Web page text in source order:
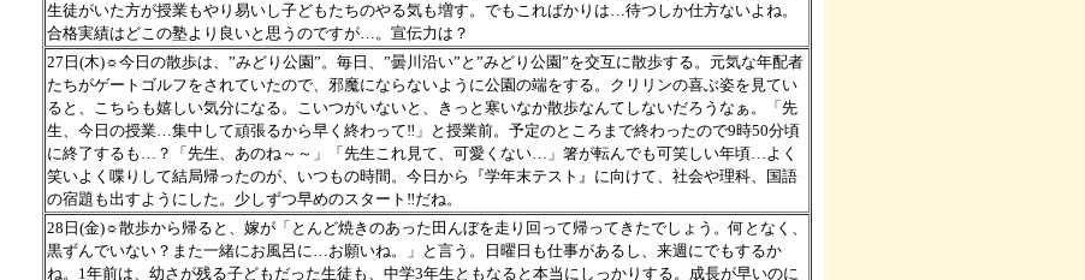
生徒がいた方が授業もやり易いし子どもたちのやる気も増す。でもこればかりは…待つしか仕方ないよね。
合格実績はどこの塾より良いと思うのですが…。宣伝力は？
27日(木)☼今日の散歩は、”みどり公園”。毎日、”曇川沿い”と”みどり公園”を交互に散歩する。元気な年配者
たちがゲートゴルフをされていたので、邪魔にならないように公園の端をする。クリリンの喜ぶ姿を見てい
ると、こちらも嬉しい気分になる。こいつがいないと、きっと寒いなか散歩なんてしないだろうなぁ。「先
生、今日の授業…集中して頑張るから早く終わって‼」と授業前。予定のところまで終わったので9時50分頃
に終了するも…？「先生、あのね～～」「先生これ見て、可愛くない…」箸が転んでも可笑しい年頃…よく
笑いよく喋りして結局帰ったのが、いつもの時間。今日から『学年末テスト』に向けて、社会や理科、国語
の宿題も出すようにした。少しずつ早めのスタート‼だね。
28日(金)☼散歩から帰ると、嫁が「とんど焼きのあった田んぼを走り回って帰ってきたでしょう。何となく、
黒ずんでいない？また一緒にお風呂に…お願いね。」と言う。日曜日も仕事があるし、来週にでもするか
ね。1年前は、幼さが残る子どもだった生徒も、中学3年生ともなると本当にしっかりする。成長が早いのに